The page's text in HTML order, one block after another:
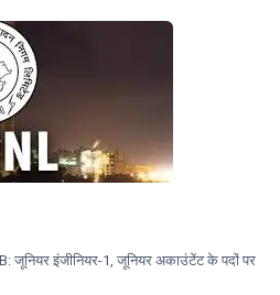
जूनियर इंजीनियर-1, जूनियर अकाउंटेंट के पदों पर